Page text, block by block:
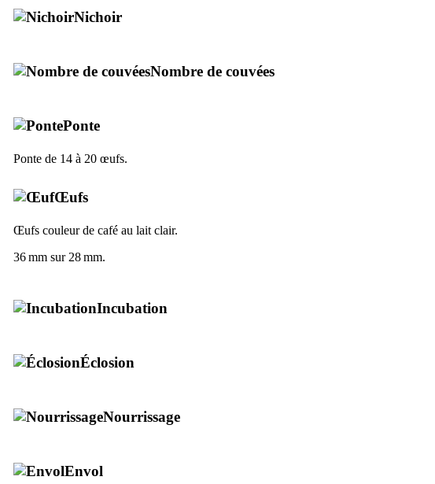
Nichoir
Nombre de couvées
Ponte
Ponte de 14 à 20 œufs.
Œufs
Œufs couleur de café au lait clair.
36 mm sur 28 mm.
Incubation
Éclosion
Nourrissage
Envol